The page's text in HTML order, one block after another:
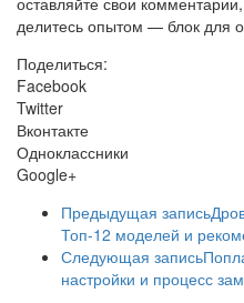
делитесь опытом — блок для
Поделиться:
Facebook
Twitter
Вконтакте
Одноклассники
Google+
Предыдущая запись
Топ-12 моделей и
Следующая запись
настройки и процесс